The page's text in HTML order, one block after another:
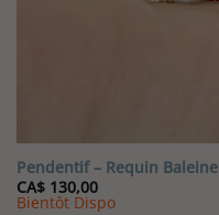
Pendentif – Requin Baleine
CA$130,00
Bientôt Dispo